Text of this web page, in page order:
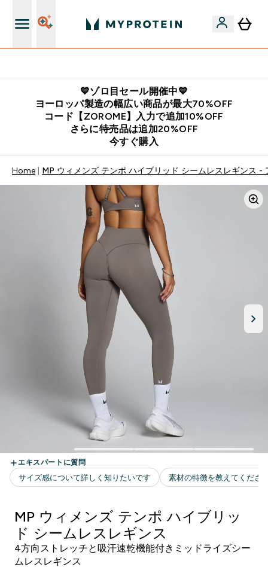
💙ゾロ目セール開催中💙
ヨーロッパ製造の幅広い商品が最大70%OFF
コード【ZOROME】入力で追加10%OFF
さらに特売品は追加20%OFF
今すぐ購入
Home MP ウィメンズ テンポ ハイブリッド シームレスレギンス -
MP ウィメンズ テンポ ハイブリッ
ド シームレスレギンス
4方向ストレッチと吸汗速乾機能付きミッドライズシー
ムレスレギンス